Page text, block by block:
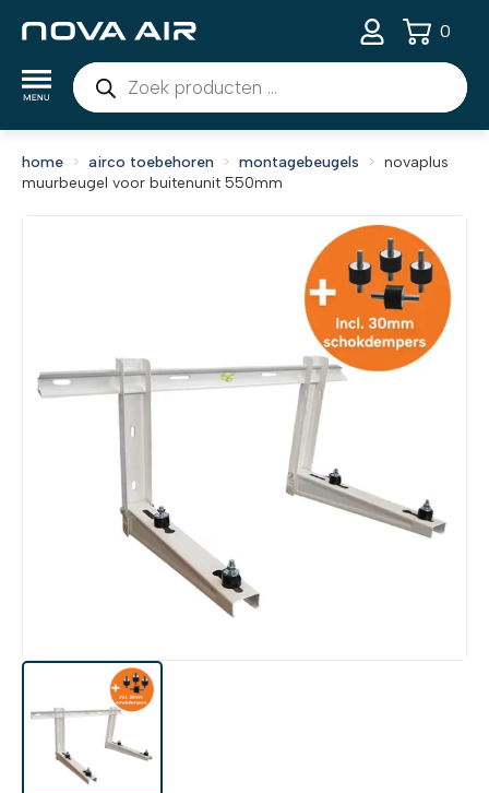
Producten
zoeken
0
home airco toebehoren montagebeugels
novaplus
muurbeugel voor buitenunit 550mm